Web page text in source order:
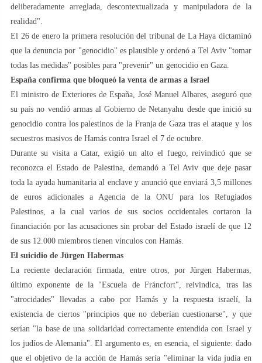
deliberadamente arreglada, descontextualizada y manipuladora de la
realidad".
El 26 de enero la primera resolución del tribunal de La Haya dictaminó
que la denuncia por "genocidio" es plausible y ordenó a Tel Aviv "tomar
todas las medidas" posibles para "prevenir" un genocidio en Gaza.
España confirma que bloqueó la venta de armas a Israel
El ministro de Exteriores de España, José Manuel Albares, aseguró que
su país no vendió armas al Gobierno de Netanyahu desde que inició su
genocidio contra los palestinos de la Franja de Gaza tras el ataque y los
secuestros masivos de Hamás contra Israel el 7 de octubre.
Durante su visita a Catar, exigió un alto el fuego, reivindicó que se
reconozca el Estado de Palestina, demandó a Tel Aviv que deje pasar
toda la ayuda humanitaria al enclave y anunció que enviará 3,5 millones
de euros adicionales a Agencia de la ONU para los Refugiados
Palestinos, a la cual varios de sus socios occidentales cortaron la
financiación por las acusaciones sin probar del Estado israelí de que 12
de sus 12.000 miembros tienen vínculos con Hamás.
El suicidio de Jürgen Habermas
La reciente declaración firmada, entre otros, por Jürgen Habermas,
último exponente de la "Escuela de Fráncfort", reivindica, tras las
"atrocidades" llevadas a cabo por Hamás y la respuesta israelí, la
existencia de ciertos "principios que no deberían cuestionarse", y que
serían "la base de una solidaridad correctamente entendida con Israel y
los judíos de Alemania". El argumento es, en esencia, el siguiente: dado
que el objetivo de la acción de Hamás sería "eliminar la vida judía en